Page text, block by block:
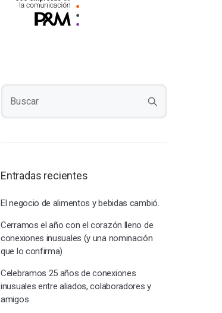
Entradas recientes
El negocio de alimentos y bebidas cambió.
Cerramos el año con el corazón lleno de
conexiones inusuales (y una nominación
que lo confirma)
Celebramos 25 años de conexiones
inusuales entre aliados, colaboradores y
amigos